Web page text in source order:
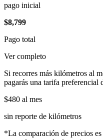
pago inicial
$8,799
Pago total
Ver completo
Si recorres más kilómetros al
pagarás una tarifa preferencial
$480 al mes
sin reporte de kilómetros
*La comparación de precios